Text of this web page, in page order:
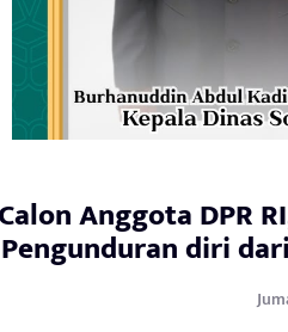
Calon Anggota DPR
Pengunduran diri